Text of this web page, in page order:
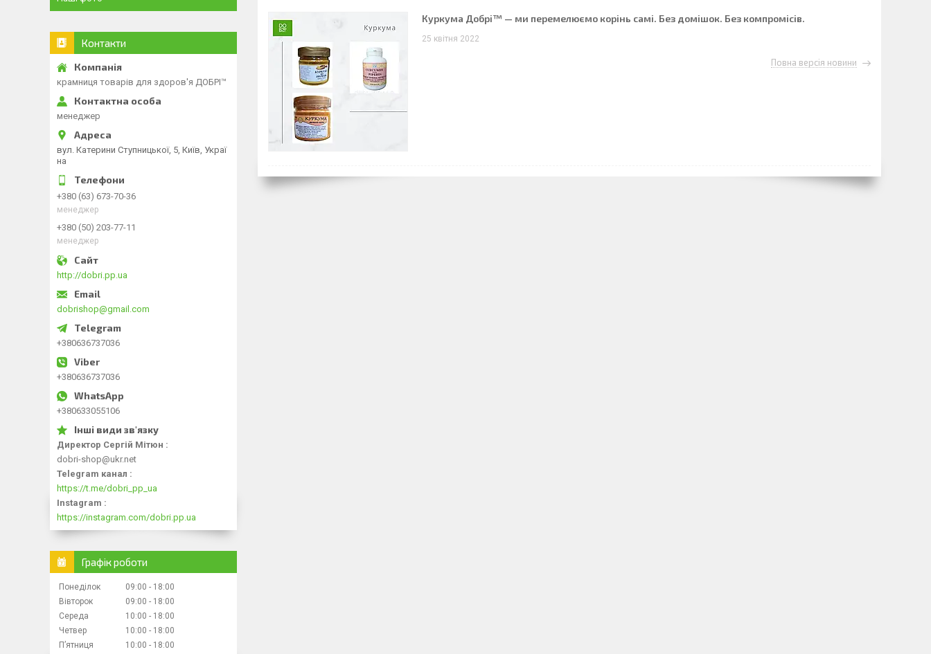
Куркума Добрі™ — ми перемелюємо корінь самі. Без домішок. Без компромісів.
25 квітня 2022
Повна версія новини
Контакти
крамниця товарів для здоров'я ДОБРІ™
менеджер
вул. Катерини Ступницької, 5, Київ, Украї
на
+380 (63) 673-70-36
менеджер
+380 (50) 203-77-11
менеджер
http://dobri.pp.ua
dobrishop@gmail.com
+380636737036
+380636737036
+380633055106
Директор Сергій Мітюн
dobri-shop@ukr.net
Telegram канал
https://t.me/dobri_pp_ua
Instagram
https://instagram.com/dobri.pp.ua
Графік роботи
Понеділок 09:00
18:00
Вівторок
09:00
18:00
Середа
10:00
18:00
Четвер
10:00
18:00
Пʼятниця
10:00 18:00